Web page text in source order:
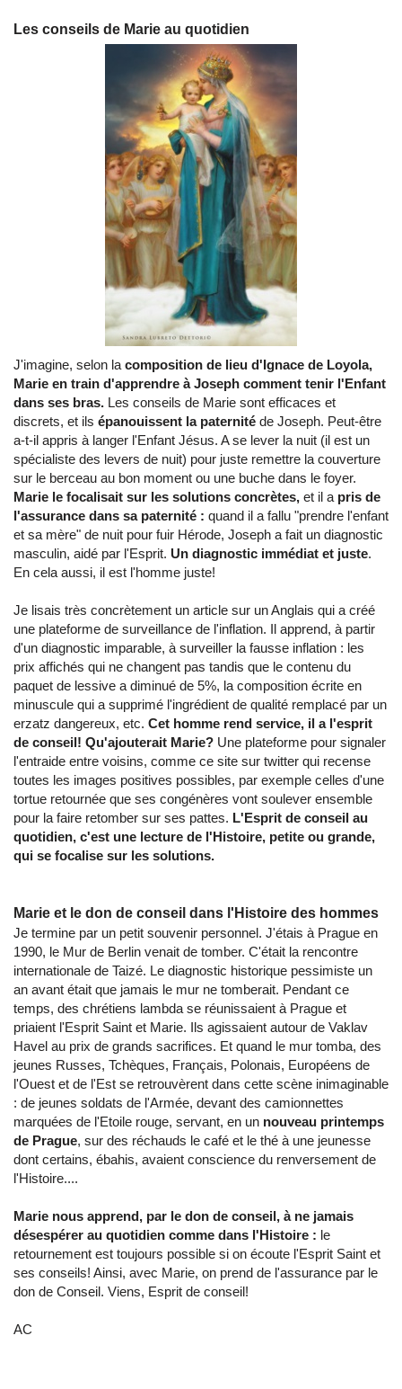
Les conseils de Marie au quotidien
J'imagine, selon la composition de lieu d'Ignace de Loyola,
Marie en train d'apprendre à Joseph comment tenir l'Enfant
dans ses bras. Les conseils de Marie sont efficaces et
discrets, et ils épanouissent la paternité de Joseph. Peut-être
a-t-il appris à langer l'Enfant Jésus. A se lever la nuit (il est un
spécialiste des levers de nuit) pour juste remettre la couverture
sur le berceau au bon moment ou une buche dans le foyer.
Marie le focalisait sur les solutions concrètes, et il a pris de
l'assurance dans sa paternité : quand il a fallu "prendre l'enfant
et sa mère" de nuit pour fuir Hérode, Joseph a fait un diagnostic
masculin, aidé par l'Esprit. Un diagnostic immédiat et juste.
En cela aussi, il est l'homme juste!
Je lisais très concrètement un article sur un Anglais qui a créé
une plateforme de surveillance de l'inflation. Il apprend, à partir
d'un diagnostic imparable, à surveiller la fausse inflation : les
prix affichés qui ne changent pas tandis que le contenu du
paquet de lessive a diminué de 5%, la composition écrite en
minuscule qui a supprimé l'ingrédient de qualité remplacé par un
erzatz dangereux, etc. Cet homme rend service, il a l'esprit
de conseil! Qu'ajouterait Marie? Une plateforme pour signaler
l'entraide entre voisins, comme ce site sur twitter qui recense
toutes les images positives possibles, par exemple celles d'une
tortue retournée que ses congénères vont soulever ensemble
pour la faire retomber sur ses pattes. L'Esprit de conseil au
quotidien, c'est une lecture de l'Histoire, petite ou grande,
qui se focalise sur les solutions.
Marie et le don de conseil dans l'Histoire des hommes
Je termine par un petit souvenir personnel. J'étais à Prague en
1990, le Mur de Berlin venait de tomber. C'était la rencontre
internationale de Taizé. Le diagnostic historique pessimiste un
an avant était que jamais le mur ne tomberait. Pendant ce
temps, des chrétiens lambda se réunissaient à Prague et
priaient l'Esprit Saint et Marie. Ils agissaient autour de Vaklav
Havel au prix de grands sacrifices. Et quand le mur tomba, des
jeunes Russes, Tchèques, Français, Polonais, Européens de
l'Ouest et de l'Est se retrouvèrent dans cette scène inimaginable
: de jeunes soldats de l'Armée, devant des camionnettes
marquées de l'Etoile rouge, servant, en un nouveau printemps
de Prague, sur des réchauds le café et le thé à une jeunesse
dont certains, ébahis, avaient conscience du renversement de
l'Histoire....
Marie nous apprend, par le don de conseil, à ne jamais
désespérer au quotidien comme dans l'Histoire : le
retournement est toujours possible si on écoute l'Esprit Saint et
ses conseils! Ainsi, avec Marie, on prend de l'assurance par le
don de Conseil. Viens, Esprit de conseil!
AC